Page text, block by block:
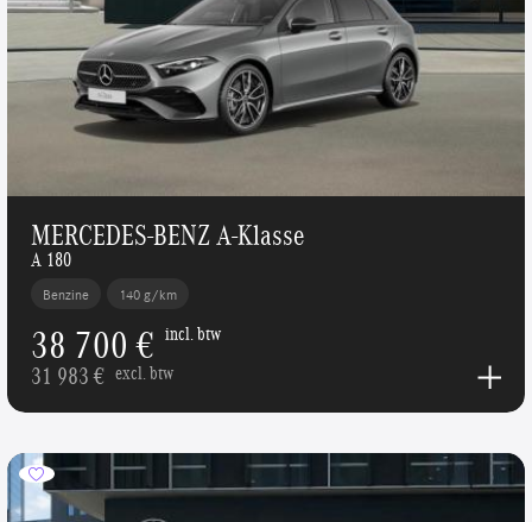
MERCEDES-BENZ A-Klasse
A 180
Benzine 140 g/km
38 700 € incl. btw
31 983 € excl. btw